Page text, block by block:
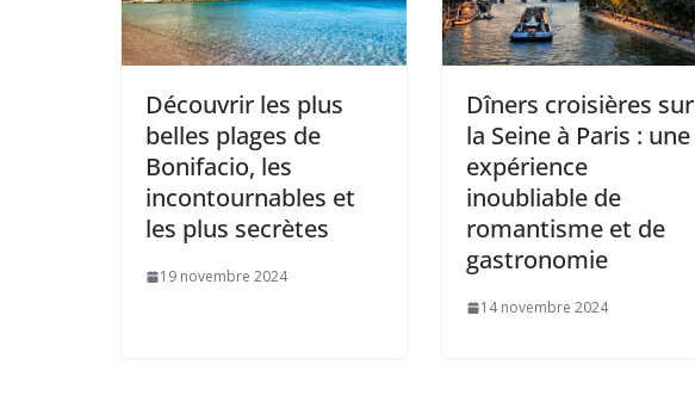
Découvrir les plus
belles plages de
Bonifacio, les
incontournables et
les plus secrètes
19 novembre 2024
Dîners croisières sur
la Seine à Paris : une
expérience
inoubliable de
romantisme et de
gastronomie
14 novembre 2024